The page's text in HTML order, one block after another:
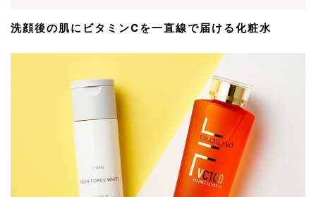
洗顔後の肌にビタミンCを一直線で届ける化粧水